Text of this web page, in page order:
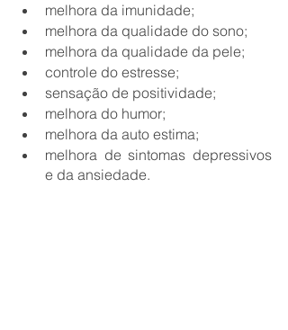
melhora da imunidade;
melhora da qualidade do sono;
melhora da qualidade da pele;
controle do estresse;
sensação de positividade;
melhora do humor;
melhora da auto estima;
melhora de sintomas depressivos
e da ansiedade.